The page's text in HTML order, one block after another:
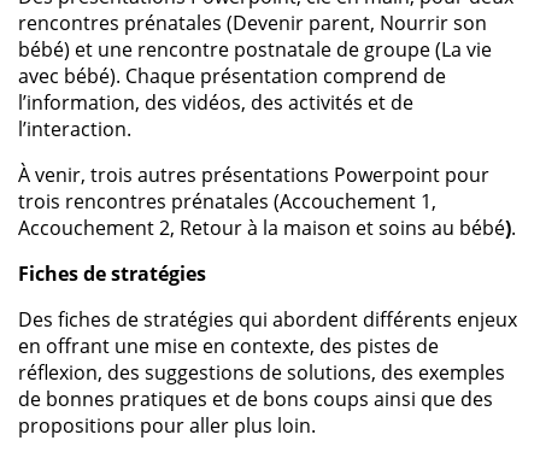
rencontres prénatales (Devenir parent, Nourrir son
bébé) et une rencontre postnatale de groupe (La vie
avec bébé). Chaque présentation comprend de
l’information, des vidéos, des activités et de
l’interaction.
À venir, trois autres présentations Powerpoint pour
trois rencontres prénatales (Accouchement 1,
Accouchement 2, Retour à la maison et soins au bébé).
Fiches de stratégies
Des fiches de stratégies qui abordent différents enjeux
en offrant une mise en contexte, des pistes de
réflexion, des suggestions de solutions, des exemples
de bonnes pratiques et de bons coups ainsi que des
propositions pour aller plus loin.